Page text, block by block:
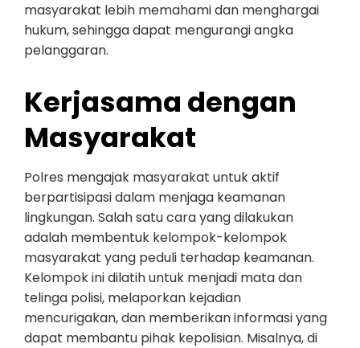
masyarakat lebih memahami dan menghargai
hukum, sehingga dapat mengurangi angka
pelanggaran.
Kerjasama dengan
Masyarakat
Polres mengajak masyarakat untuk aktif
berpartisipasi dalam menjaga keamanan
lingkungan. Salah satu cara yang dilakukan
adalah membentuk kelompok-kelompok
masyarakat yang peduli terhadap keamanan.
Kelompok ini dilatih untuk menjadi mata dan
telinga polisi, melaporkan kejadian
mencurigakan, dan memberikan informasi yang
dapat membantu pihak kepolisian. Misalnya, di